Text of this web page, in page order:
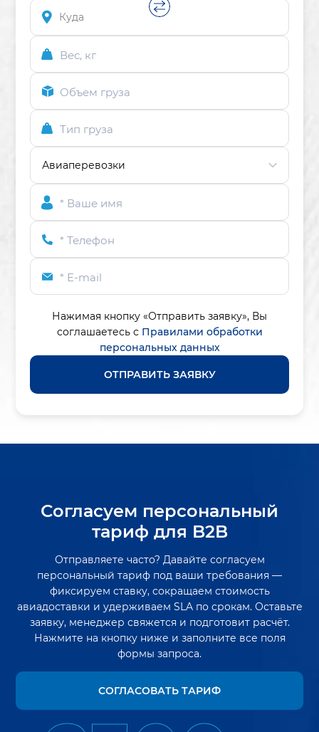
Вес, кг
Объем груза
Тип груза
* Ваше имя
* Телефон
* E-mail
Нажимая кнопку «Отправить заявку», Вы
соглашаетесь с Правилами обработки
персональных данных
ОТПРАВИТЬ ЗАЯВКУ
Согласуем персональный
тариф для B2B
Отправляете часто? Давайте согласуем
персональный тариф под ваши требования —
фиксируем ставку, сокращаем стоимость
авиадоставки и удерживаем SLA по срокам. Оставьте
заявку, менеджер свяжется и подготовит расчёт.
Нажмите на кнопку ниже и заполните все поля
формы запроса.
СОГЛАСОВАТЬ ТАРИФ